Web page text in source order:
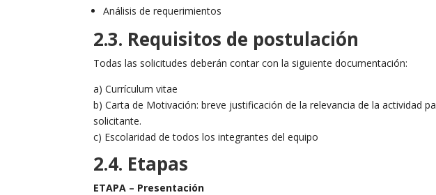
Análisis de requerimientos
2.3. Requisitos de postulación
Todas las solicitudes deberán contar con la siguiente documentación:
a) Currículum vitae
b) Carta de Motivación: breve justificación de la relevancia de la actividad
solicitante.
c) Escolaridad de todos los integrantes del equipo
2.4. Etapas
ETAPA – Presentación